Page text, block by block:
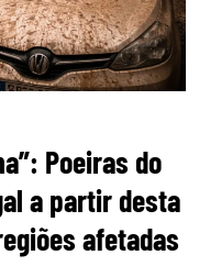
Poeiras do
a partir desta
afetadas